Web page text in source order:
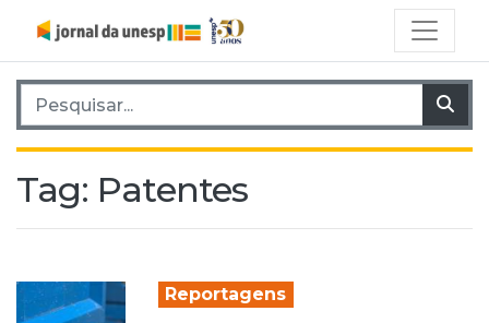
Pesquisar por:
Tag: Patentes
Reportagens